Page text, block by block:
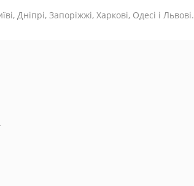
Дніпрі, Запоріжжі, Харкові, Одесі і Львові.